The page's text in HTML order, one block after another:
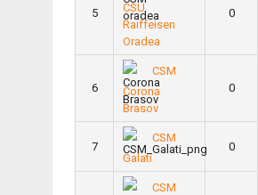
5
CSU
Raiffeisen
Oradea
0
6
CSM
Corona
Brasov
0
7
CSM
Galati
0
CSM